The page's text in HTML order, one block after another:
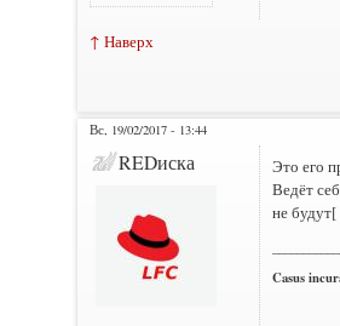
↑ Наверх
Вс, 19/02/2017 - 13:44
REDиска
Это его
Ведёт
не будут[
Casus